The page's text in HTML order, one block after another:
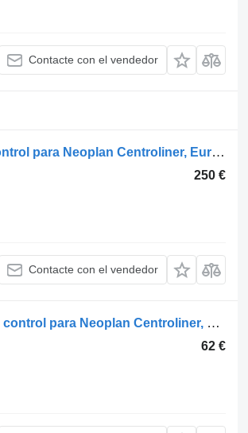
Contacte con el vendedor
Voith centroliner n4416 (01.98-) 63.1442.10 unidad de control para Neoplan Centroliner, Euroliner (1998-) autobús
250 €
Contacte con el vendedor
Bosch centroliner n4416 (01.98-) 0265150333 unidad de control para Neoplan Centroliner, Euroliner (1998-) autobús
62 €